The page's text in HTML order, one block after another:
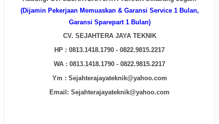
(Dijamin Pekerjaan Memuaskan & Garansi Service 1 Bulan,
Garansi Sparepart 1 Bulan)
CV. SEJAHTERA JAYA TEKNIK
HP : 0813.1418.1790 - 0822.9815.2217
WA : 0813.1418.1790 - 0822.9815.2217
Ym : Sejahterajayateknik@yahoo.com
Email: Sejahterajayateknik@yahoo.com